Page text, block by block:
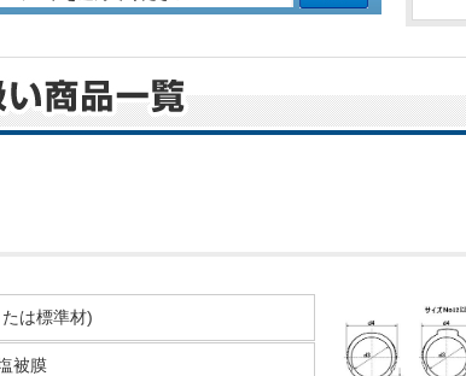
は標準材)
被膜